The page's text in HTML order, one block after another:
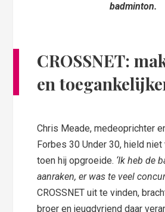
badminton.
CROSSNET:
en
Chris Meade, medeoprichter
Forbes 30 Under 30, hield niet
toen hij opgroeide. ‘Ik heb de
aanraken, er was te veel
CROSSNET uit te vinden,
broer en jeugdvriend daar